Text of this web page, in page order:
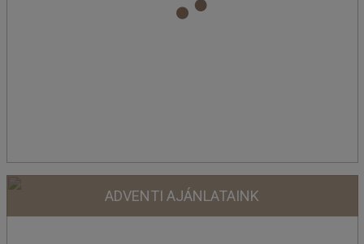
ADVENTI AJÁNLATAINK